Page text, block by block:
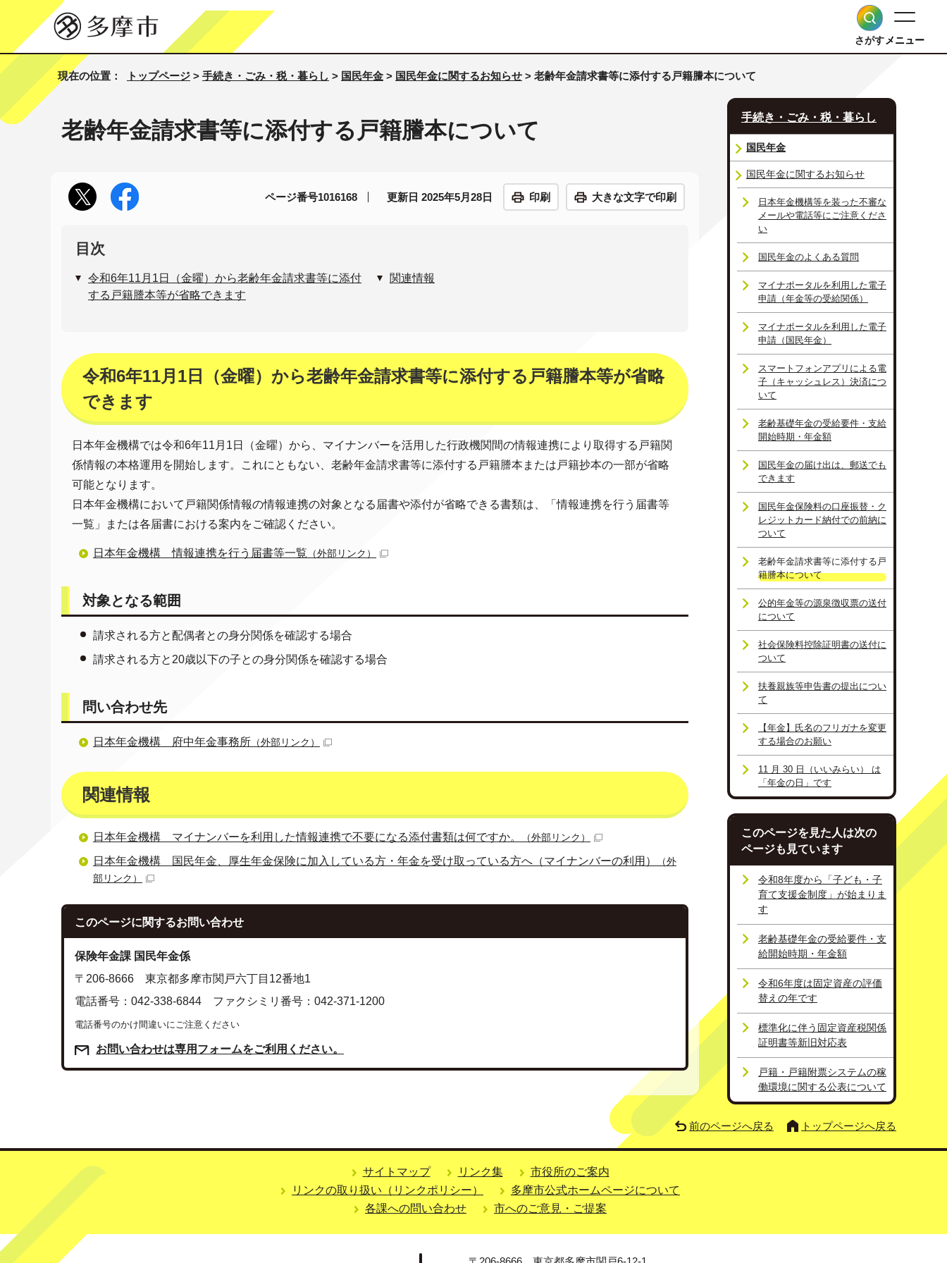
さがすメニュー
現在の位置： トップページ > 手続き・ごみ・税・暮らし > 国民年金 > 国民年金に関するお知らせ > 老齢年金請求書等に添付する戸籍謄本について
老齢年金請求書等に添付する戸籍謄本について
ページ番号1016168 更新日 2025年5月28日 印刷 大きな文字で印刷
目次
令和6年11月1日（金曜）から老齢年金請求書等に添付
する戸籍謄本等が省略できます
関連情報
令和6年11月1日（金曜）から老齢年金請求書等に添付する戸籍謄本等が省略
できます
日本年金機構では令和6年11月1日（金曜）から、マイナンバーを活用した行政機関間の情報連携により取得する戸籍関
係情報の本格運用を開始します。これにともない、老齢年金請求書等に添付する戸籍謄本または戸籍抄本の一部が省略
可能となります。
日本年金機構において戸籍関係情報の情報連携の対象となる届書や添付が省略できる書類は、「情報連携を行う届書等
一覧」または各届書における案内をご確認ください。
日本年金機構 情報連携を行う届書等一覧 （外部リンク）
対象となる範囲
請求される方と配偶者との身分関係を確認する場合
請求される方と20歳以下の子との身分関係を確認する場合
問い合わせ先
日本年金機構 府中年金事務所 （外部リンク）
関連情報
日本年金機構 マイナンバーを利用した情報連携で不要になる添付書類は何ですか。 （外部リンク）
日本年金機構 国民年金、厚生年金保険に加入している方・年金を受け取っている方へ（マイナンバーの利用）
（外
部リンク）
このページに関するお問い合わせ
保険年金課 国民年金係
〒206-8666 東京都多摩市関戸六丁目12番地1
電話番号：042-338-6844 ファクシミリ番号：042-371-1200
電話番号のかけ間違いにご注意ください
お問い合わせは専用フォームをご利用ください。
手続き・ごみ・税・暮らし
国民年金
国民年金に関するお知らせ
日本年金機構等を装った不審な
メールや電話等にご注意くださ
い
国民年金のよくある質問
マイナポータルを利用した電子
申請（年金等の受給関係）
マイナポータルを利用した電子
申請（国民年金）
スマートフォンアプリによる電
子（キャッシュレス）決済につ
いて
老齢基礎年金の受給要件・支給
開始時期・年金額
国民年金の届け出は、郵送でも
できます
国民年金保険料の口座振替・ク
レジットカード納付での前納に
ついて
老齢年金請求書等に添付する戸
籍謄本について
公的年金等の源泉徴収票の送付
について
社会保険料控除証明書の送付に
ついて
扶養親族等申告書の提出につい
て
【年金】氏名のフリガナを変更
する場合のお願い
11 月 30 日（いいみらい） は
「年金の日」です
このページを見た人は次の
ページも見ています
令和8年度から「子ども・子
育て支援金制度」が始まりま
す
老齢基礎年金の受給要件・支
給開始時期・年金額
令和6年度は固定資産の評価
替えの年です
標準化に伴う固定資産税関係
証明書等新旧対応表
戸籍・戸籍附票システムの稼
働環境に関する公表について
前のページへ戻る トップページへ戻る
サイトマップ リンク集
市役所のご案内
リンクの取り扱い（リンクポリシー）
多摩市公式ホームページについて
各課への問い合わせ
市へのご意見・ご提案